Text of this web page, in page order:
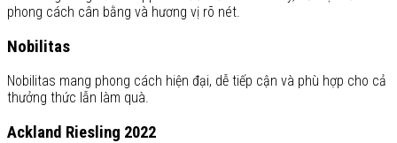
phong cách cân bằng và hương vị rõ nét.
Nobilitas
Nobilitas mang phong cách hiện đại, dễ tiếp cận và phù hợp cho cả
thưởng thức lẫn làm quà.
Ackland Riesling 2022